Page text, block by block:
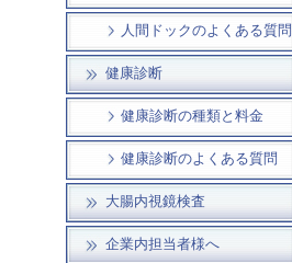
人間ドックのよくある質問
健康診断
健康診断の種類と料金
健康診断のよくある質問
大腸内視鏡検査
企業内担当者様へ